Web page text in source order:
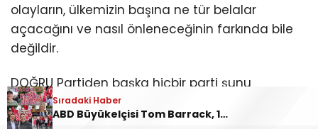
olayların, ülkemizin başına ne tür belalar
açacağını ve nasıl önleneceğinin farkında bile
değildir.
DOĞRU Partiden başka hiçbir parti şunu
söyleyemez;
“Siyasal sorumluluk aldığımızda, Anayasaya
Sıradaki Haber
ABD Büyükelçisi Tom Barrack, 19 Mayıs’ta Ankara’da protesto edildi: “Barrack evine dön!”